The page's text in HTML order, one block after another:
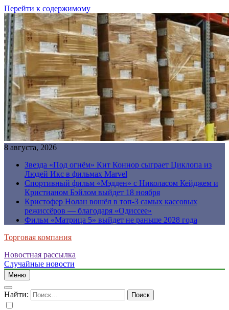
Перейти к содержимому
8 августа, 2026
Звезда «Под огнём» Кит Коннор сыграет Циклопа из
Людей Икс в фильмах Marvel
Спортивный фильм «Мэдден» с Николасом Кейджем и
Кристианом Бэйлом выйдет 18 ноября
Кристофер Нолан вошёл в топ-3 самых кассовых
режиссёров — благодаря «Одиссее»
Фильм «Матрица 5» выйдет не раньше 2028 года
Торговая компания
Новостная рассылка
Случайные новости
Меню
Найти: